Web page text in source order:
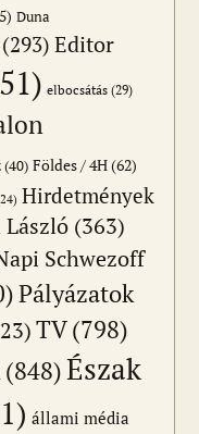
Duna
(293) Editor
elbocsátás (29)
(40) Földes / 4H(62)
Hirdetmények
László (363)
Schwezoff
Pályázatok
TV(798)
(848)Észak
állami média